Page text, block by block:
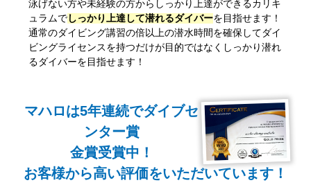
泳げない方や未経験の方からしっかり上達ができるカリキ
ュラムで しっかり上達して潜れるダイバーを目指せます！
通常のダイビング講習の倍以上の潜水時間を確保してダイ
ビングライセンスを持つだけが目的ではなくしっかり潜れ
るダイバーを目指せます！
マハロは5年連続でダイブセ
ンター賞
金賞受賞中！
お客様から高い評価をいただいています！